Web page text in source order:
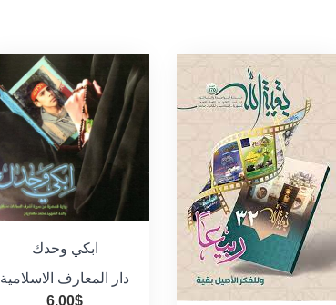
ابكي وحدك
دار المعارف الاسلامية
6.00$